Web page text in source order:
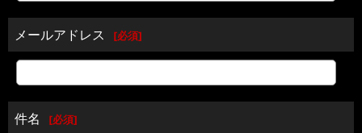
メールアドレス [必須]
件名 [必須]